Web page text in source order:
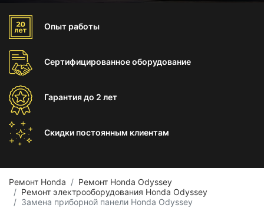
Опыт работы
Сертифицированноеоборудование
Гарантиядо 2 лет
Скидки постоянным клиентам
Ремонт Honda
Ремонт Honda Odyssey
Ремонт электрооборудования Honda Odyssey
Замена приборной панели Honda Odyssey